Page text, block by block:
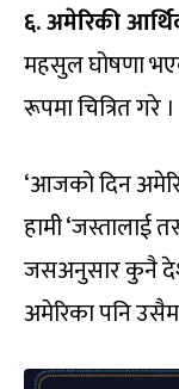
६. अमेरिकी
महसुल घोषणा
रूपमा चित्रित गरे ।
‘आजको दिन
हामी ‘जस्तालाई
जसअनुसार कुनै
अमेरिका पनि